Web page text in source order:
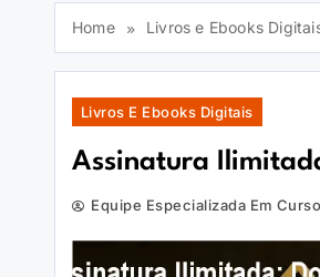
Home Livros e Ebooks
Livros E Ebooks Digitais
Assinatura
Equipe Especializada Em